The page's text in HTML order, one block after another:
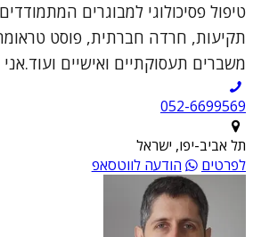
טיפול פסיכולוגי למבוגרים
תקיעות, חרדה חברתית, פוסט
משברים תעסוקתיים ואישיים
052-6699569
תל אביב-יפו, ישראל
לפרטים
הודעה לווטסאפ